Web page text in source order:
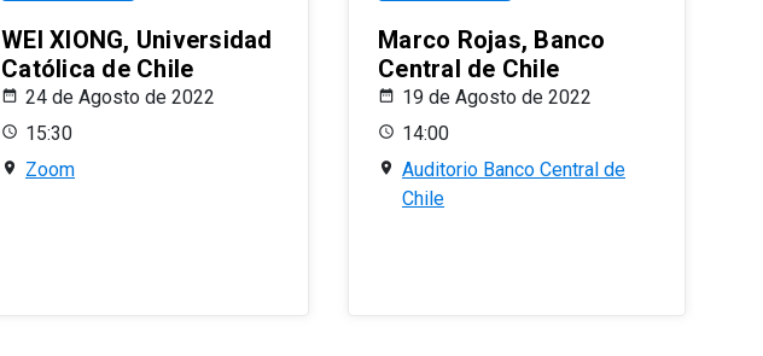
WEI XIONG, Universidad
Católica de Chile
24 de Agosto de 2022
15:30
Zoom
Marco Rojas, Banco
Central de Chile
19 de Agosto de 2022
14:00
Auditorio Banco Central de
Chile